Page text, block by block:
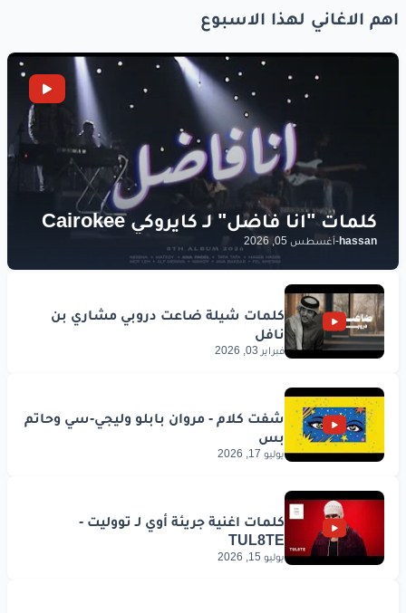
اهم الاغاني لهذا الاسبوع
hassan
-أغسطس 05, 2026
فبراير 03, 2026
يوليو 17, 2026
يوليو 15, 2026